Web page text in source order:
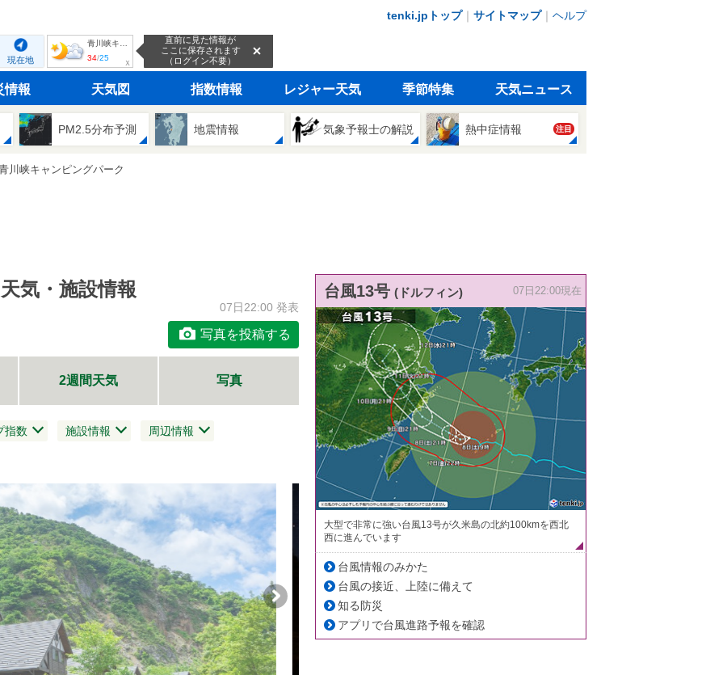
tenki.jpトップ｜ サイトマップ｜ ヘルプ
現在地
34/25 ｘ
直前に見た情報が
ここに保存されます
（ログイン不要）
情報 天気図 指数情報 レジャー天気 季節特集 天気ニュース
PM2.5分布予測 地震情報 気象予報士の解説 熱中症情報 注目
川峡キャンピングパーク
気・施設情報
07日22:00 発表
写真を投稿する
2週間天気 写真
指数 施設情報 周辺情報
台風13号 (ドルフィン) 07日22:00現在
大型で非常に強い台風13号が久米島の北約100kmを西北
西に進んでいます
台風情報のみかた
台風の接近、上陸に備えて
知る防災
アプリで台風進路予報を確認